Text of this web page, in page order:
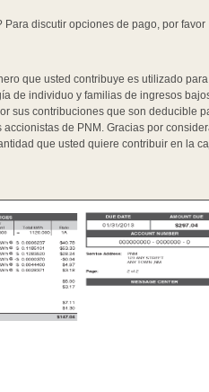
discutir opciones de pago, por favor
que usted contribuye es utilizado
de individuo y familias de ingresos
sus contribuciones que son deducible
de PNM. Gracias por
que usted quiere contribuir en la